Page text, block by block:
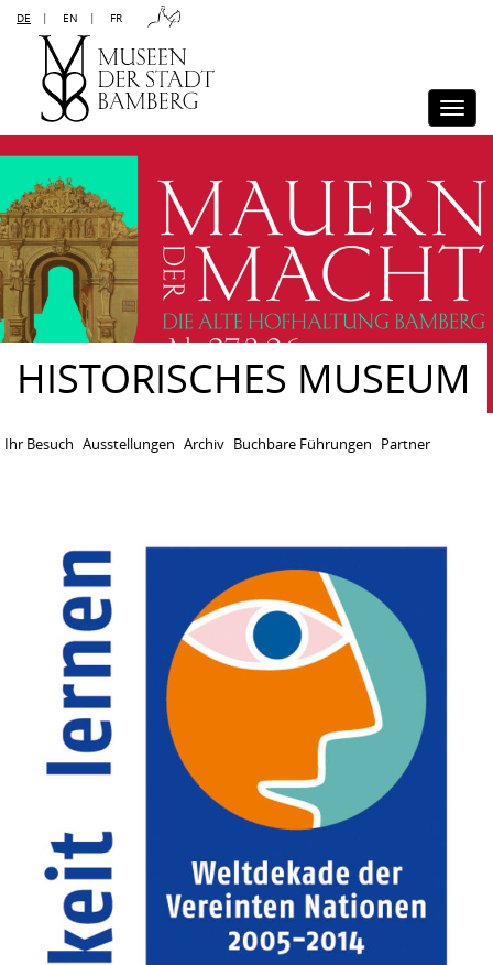
DE EN FR
Kontakt Sitemap Impressum
Disclaimer
Presse
HISTORISCHES MUSEUM
Ihr Besuch Ausstellungen Archiv Buchbare Führungen Partner